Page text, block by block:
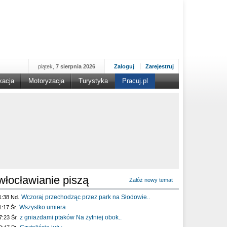
Zaloguj Zarejestruj
piątek, 7 sierpnia 2026
Motoryzacja Turystyka Pracuj.pl
piszą Załóż nowy temat
Nd. Wczoraj przechodząc przez park na Słodowie..
Śr. Wszystko umiera
Śr. z gniazdami ptaków Na żytniej obok..